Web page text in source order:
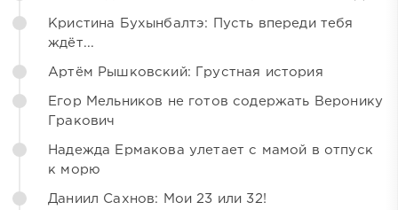
Кристина Бухынбалтэ: Пусть впереди тебя
ждёт...
Артём Рышковский: Грустная история
Егор Мельников не готов содержать Веронику
Гракович
Надежда Ермакова улетает с мамой в отпуск
к морю
Даниил Сахнов: Мои 23 или 32!